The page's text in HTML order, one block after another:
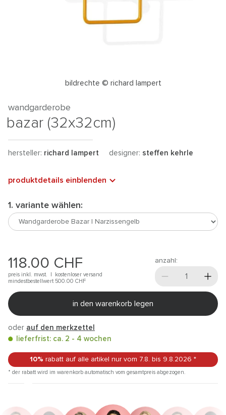
bildrechte © richard lampert
wandgarderobe
bazar (32x32cm)
hersteller: richard lampert designer: steffen kehrle
produktdetails einblenden
1. variante wählen:
118.00 CHF
preis inkl. mwst. |
kostenloser versand
mindestbestellwert 500.00 CHF
anzahl:
in den warenkorb legen
oder auf den merkzettel
lieferfrist: ca. 2 - 4 wochen
10% rabatt auf alle artikel nur vom 7.8. bis 9.8.2026 *
* der rabatt wird im warenkorb automatisch vom gesamtpreis abgezogen.